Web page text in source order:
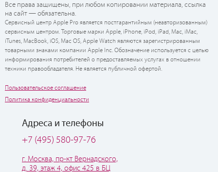
Все права защищены, при любом копировании материала, ссылка
на сайт — обязательна.
Сервисный центр Apple Pro является постгарантийным (неавторизованным)
сервисным центром. Торговые марки Apple, iPhone, iPod, iPad, Mac, iMac,
iTunes, MacBook, iOS, Mac OS, Apple Watch являются зарегистрированным
товарными знаками компании Apple Inc. Обозначение используется с целью
информирования потребителей о предоставляемых услугах в отношении
техники правообладателя. Не является публичной офертой.
Пользовательское соглашение
Политика конфиденциальности
Адреса и телефоны
+7 (495) 580-97-76
г. Москва, пр-кт Вернадского,
д. 39, этаж 4, офис 425 в БЦ